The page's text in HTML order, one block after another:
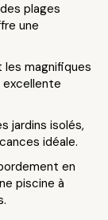
plages
une
magnifiques
jardins isolés,
idéale.
en
piscine à